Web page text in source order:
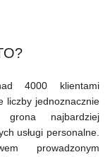
4000 klientami
liczby jednoznacznie
najbardziej
usługi personalne.
prowadzonym